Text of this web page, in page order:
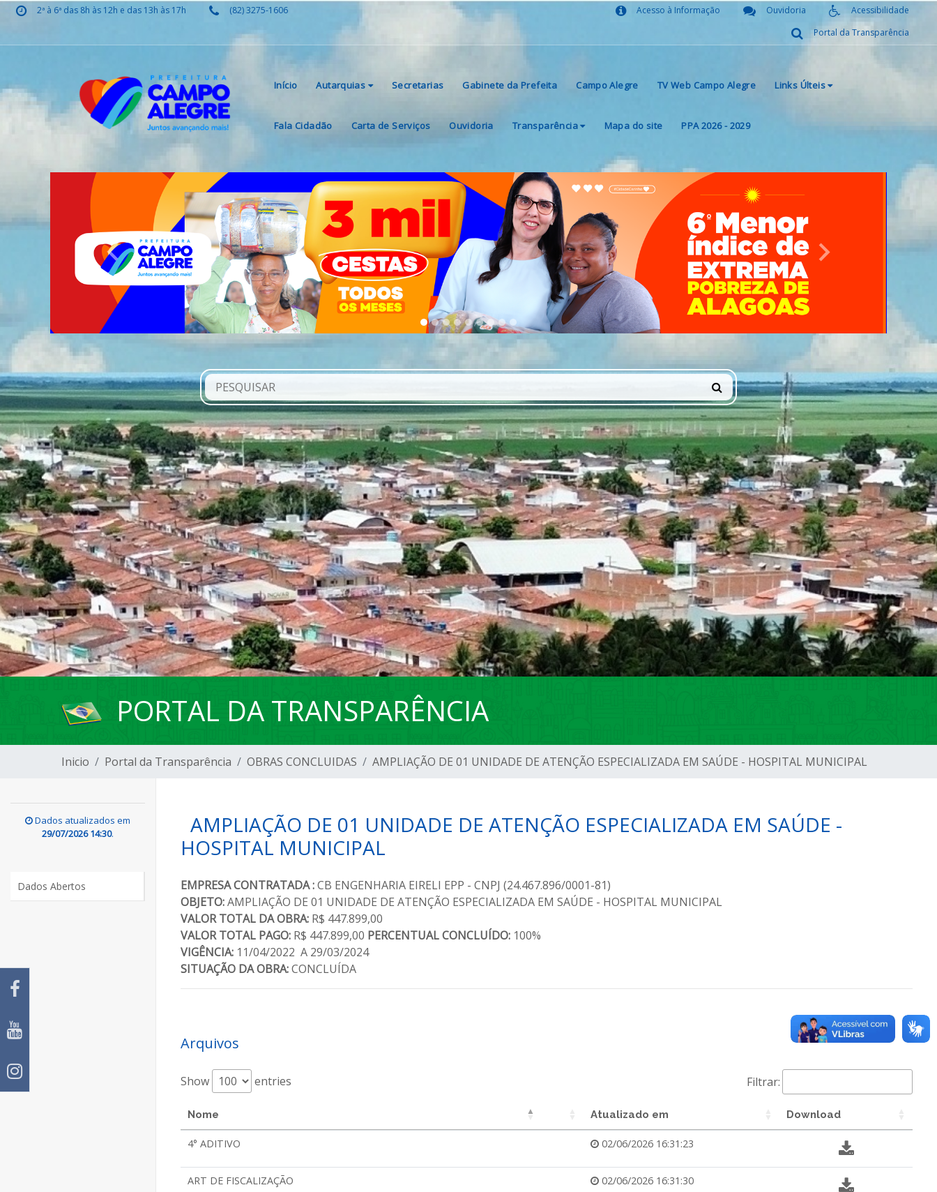
2ª à 6ª das 8h às 12h e das 13h às 17h (82) 3275-1606 Acessibilidade
Ouvidoria
Acesso à Informação
Portal da Transparência
Início Autarquias Secretarias Gabinete da Prefeita Campo Alegre TV Web Campo Alegre Links Últeis
Fala Cidadão Carta de Serviços Ouvidoria Transparência Mapa do site PPA 2026 - 2029
Previous Next
PORTAL DA TRANSPARÊNCIA
Inicio Portal da Transparência OBRAS CONCLUIDAS AMPLIAÇÃO DE 01 UNIDADE DE ATENÇÃO ESPECIALIZADA EM SAÚDE - HOSPITAL MUNICIPAL
Dados atualizados em
29/07/2026 14:30.
Dados Abertos
AMPLIAÇÃO DE 01 UNIDADE DE ATENÇÃO ESPECIALIZADA EM SAÚDE -
HOSPITAL MUNICIPAL
EMPRESA CONTRATADA :CB ENGENHARIA EIRELI EPP - CNPJ (24.467.896/0001-81)
OBJETO:AMPLIAÇÃO DE 01 UNIDADE DE ATENÇÃO ESPECIALIZADA EM SAÚDE - HOSPITAL MUNICIPAL
VALOR TOTAL DA OBRA: R$ 447.899,00
VALOR TOTAL PAGO: R$ 447.899,00 PERCENTUAL CONCLUÍDO: 100%
VIGÊNCIA: 11/04/2022 A 29/03/2024
SITUAÇÃO DA OBRA:CONCLUÍDA
Arquivos
Show entries Filtrar:
Nome Atualizado em Download
4° ADITIVO 02/06/2026 16:31:23
ART DE FISCALIZAÇÃO 02/06/2026 16:31:30